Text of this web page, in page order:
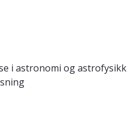
i astronomi og astrofysikk